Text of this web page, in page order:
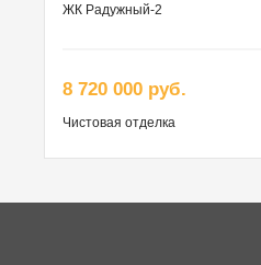
ЖК Радужный-2
8 720 000 руб.
Чистовая отделка